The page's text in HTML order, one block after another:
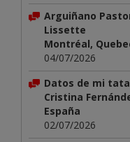
Arguiñano
Lissette
Montréal,
04/07/2026
Datos de mi
Cristina
España
02/07/2026